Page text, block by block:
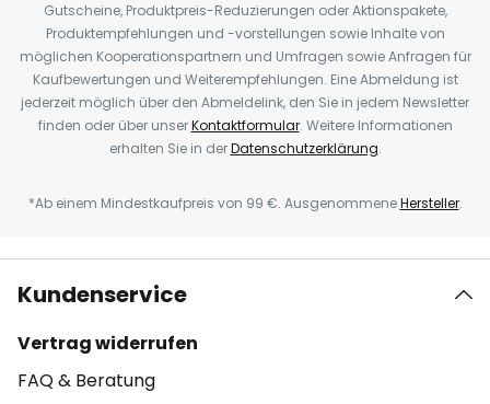
Gutscheine, Produktpreis-Reduzierungen oder Aktionspakete,
Produktempfehlungen und -vorstellungen sowie Inhalte von
möglichen Kooperationspartnern und Umfragen sowie Anfragen für
Kaufbewertungen und Weiterempfehlungen. Eine Abmeldung ist
jederzeit möglich über den Abmeldelink, den Sie in jedem Newsletter
finden oder über unserKontaktformular. Weitere Informationen
erhalten Sie in derDatenschutzerklärung.
*Ab einem Mindestkaufpreis von 99 €. AusgenommeneHersteller.
Kundenservice
Vertrag widerrufen
FAQ & Beratung